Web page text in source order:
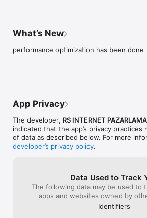
What’s New
performance optimization has been done
App Privacy
The developer, RS INTERNET
indicated that the app’s privacy practices
of data as described below. For more
developer’s privacy policy.
Data Used to Track
The following data may be used to
apps and websites owned by
Identifiers